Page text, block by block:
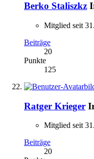
Berko Staliszkz
Mitglied seit
Beiträge
20
Punkte
125
Ratger Krieger
Mitglied seit
Beiträge
20